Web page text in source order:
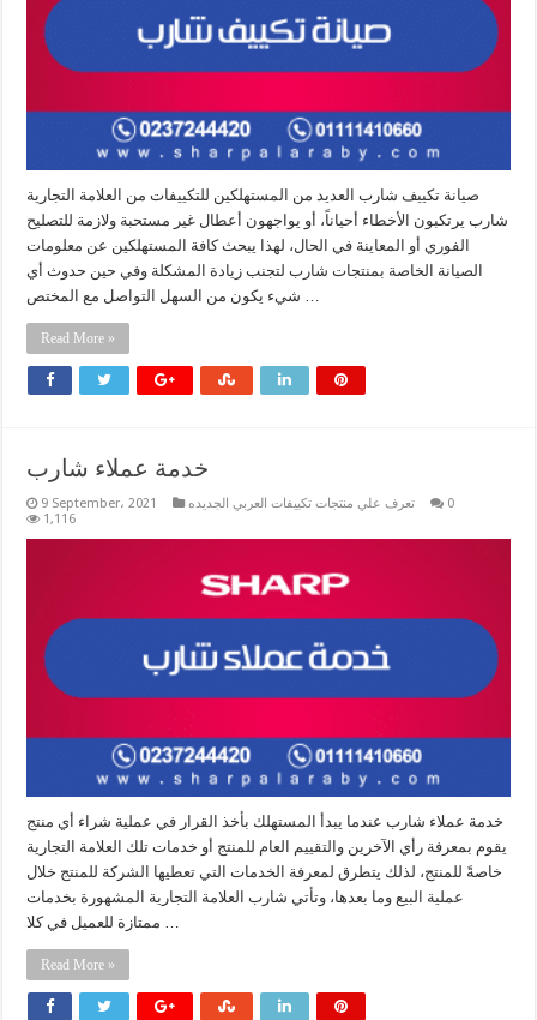
صيانة تكييف شارب العديد من المستهلكين للتكييفات من العلامة التجارية
شارب يرتكبون الأخطاء أحياناً، أو يواجهون أعطال غير مستحبة ولازمة للتصليح
الفوري أو المعاينة في الحال، لهذا يبحث كافة المستهلكين عن معلومات
الصيانة الخاصة بمنتجات شارب لتجنب زيادة المشكلة وفي حين حدوث أي
شيء يكون من السهل التواصل مع المختص …
Read More »
خدمة عملاء شارب
9 September، 2021 تعرف علي منتجات تكييفات العربي الجديده
0
1,116
خدمة عملاء شارب عندما يبدأ المستهلك بأخذ القرار في عملية شراء أي منتج
يقوم بمعرفة رأي الآخرين والتقييم العام للمنتج أو خدمات تلك العلامة التجارية
خاصةً للمنتج، لذلك يتطرق لمعرفة الخدمات التي تعطيها الشركة للمنتج خلال
عملية البيع وما بعدها، وتأتي شارب العلامة التجارية المشهورة بخدمات
ممتازة للعميل في كلا …
Read More »